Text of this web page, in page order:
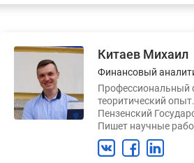
Китаев Михаил
Финансовый
Профессиональный
теоритический
Пензенский
Пишет научные